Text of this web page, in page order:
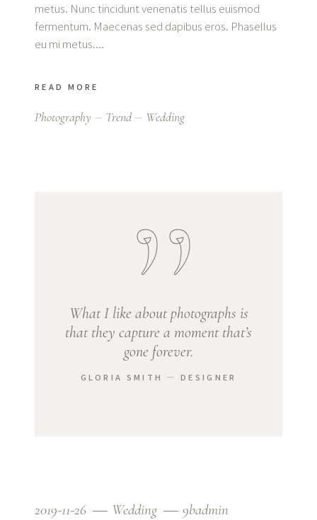
metus. Nunc tincidunt venenatis tellus euismod
fermentum. Maecenas sed dapibus eros. Phasellus
eu mi metus.
READ MORE
Photography Trend Wedding
What I like about photographs is
that they capture a moment that’s
gone forever.
GLORIA SMITH ― DESIGNER
2019-11-26 Wedding 9badmin